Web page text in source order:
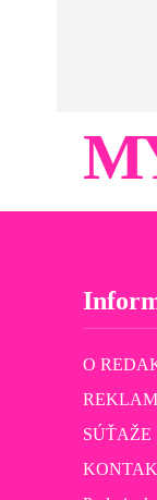
O
SÚŤAŽE